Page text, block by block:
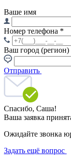
Ваше имя
Номер телефона *
Ваш город (регион)
Отправить
Спасибо, Саша!
Ваша заявка
Ожидайте звонка
Задать ещё вопрос